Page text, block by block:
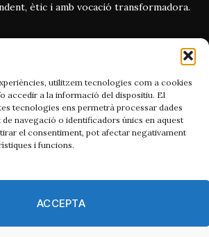
utilitzem tecnologies com a cookies
accedir a la informació del dispositiu. El
tecnologies ens permetrà processar dades
navegació o identificadors únics en aquest
el consentiment, pot afectar negativament
i funcions.
ACCEPTA
ètic i amb vocació transformadora.